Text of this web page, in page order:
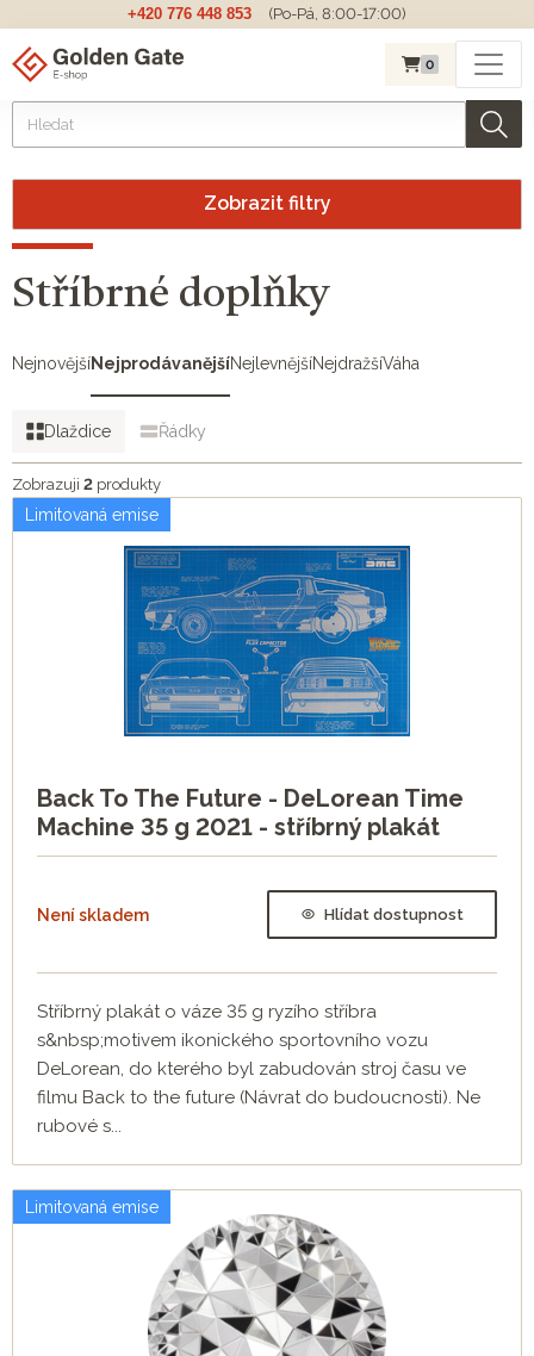
+420 776 448 853 (Po-Pá, 8:00-17:00)
0
Zobrazit filtry
Stříbrné doplňky
NejnovějšíNejprodávanějšíNejlevnějšíNejdražšíVáha
Dlaždice Řádky
Zobrazuji 2 produkty
Limitovaná emise
Back To The Future - DeLorean Time
Machine 35 g 2021 - stříbrný plakát
Není skladem Hlídat dostupnost
Stříbrný plakát o váze 35 g ryzího stříbra
s&nbsp;motivem ikonického sportovního vozu
DeLorean, do kterého byl zabudován stroj času ve
filmu Back to the future (Návrat do budoucnosti). Ne
rubové s...
Limitovaná emise